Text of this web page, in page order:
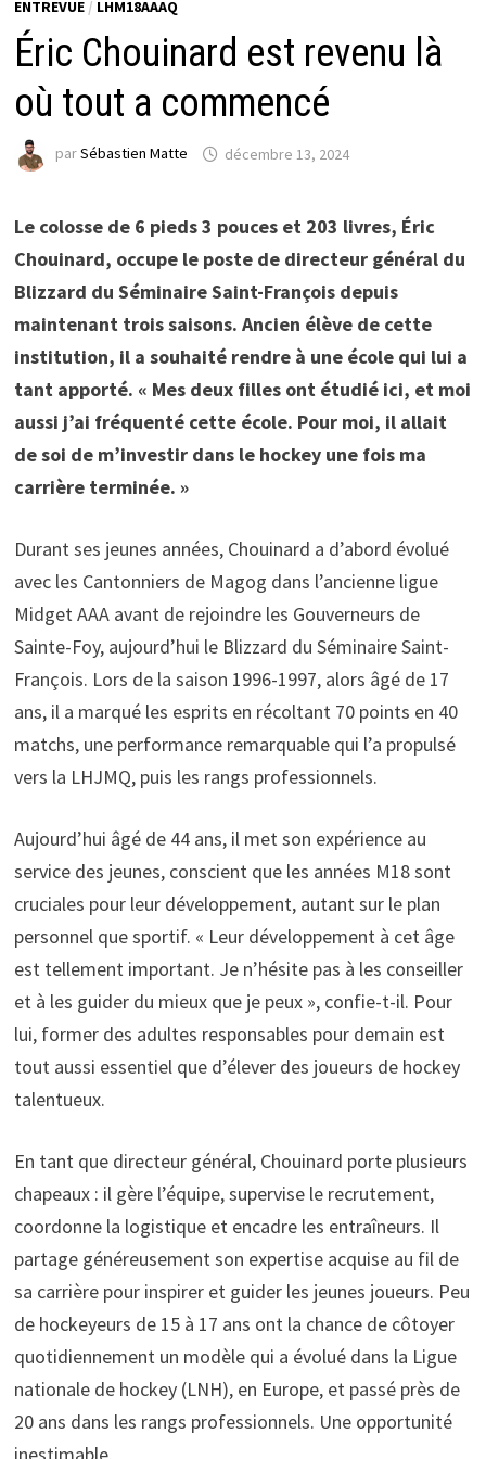
ENTREVUE/ LHM18AAAQ
Éric Chouinard est revenu là
où tout a commencé
parSébastien Matte décembre 13, 2024
Le colosse de 6 pieds 3 pouces et 203 livres, Éric
Chouinard, occupe le poste de directeur général du
Blizzard du Séminaire Saint-François depuis
maintenant trois saisons. Ancien élève de cette
institution, il a souhaité rendre à une école qui lui a
tant apporté. « Mes deux filles ont étudié ici, et moi
aussi j’ai fréquenté cette école. Pour moi, il allait
de soi de m’investir dans le hockey une fois ma
carrière terminée. »
Durant ses jeunes années, Chouinard a d’abord évolué
avec les Cantonniers de Magog dans l’ancienne ligue
Midget AAA avant de rejoindre les Gouverneurs de
Sainte-Foy, aujourd’hui le Blizzard du Séminaire Saint-
François. Lors de la saison 1996-1997, alors âgé de 17
ans, il a marqué les esprits en récoltant 70 points en 40
matchs, une performance remarquable qui l’a propulsé
vers la LHJMQ, puis les rangs professionnels.
Aujourd’hui âgé de 44 ans, il met son expérience au
service des jeunes, conscient que les années M18 sont
cruciales pour leur développement, autant sur le plan
personnel que sportif. « Leur développement à cet âge
est tellement important. Je n’hésite pas à les conseiller
et à les guider du mieux que je peux », confie-t-il. Pour
lui, former des adultes responsables pour demain est
tout aussi essentiel que d’élever des joueurs de hockey
talentueux.
En tant que directeur général, Chouinard porte plusieurs
chapeaux : il gère l’équipe, supervise le recrutement,
coordonne la logistique et encadre les entraîneurs. Il
partage généreusement son expertise acquise au fil de
sa carrière pour inspirer et guider les jeunes joueurs. Peu
de hockeyeurs de 15 à 17 ans ont la chance de côtoyer
quotidiennement un modèle qui a évolué dans la Ligue
nationale de hockey (LNH), en Europe, et passé près de
20 ans dans les rangs professionnels. Une opportunité